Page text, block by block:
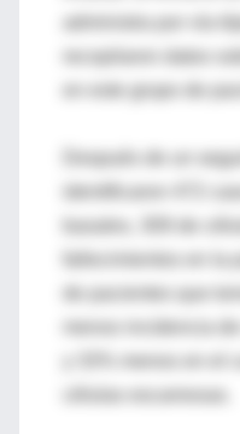
en este grupo de
Después de un
fallecimientos en la